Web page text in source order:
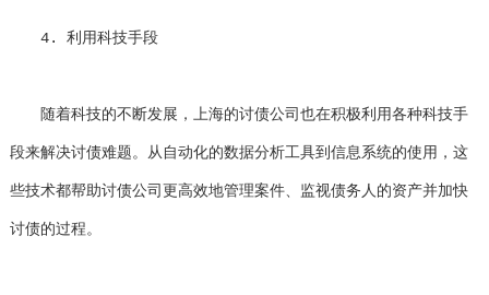
4. 利用科技手段
随着科技的不断发展，上海的讨债公司也在积极利用各种科技手
段来解决讨债难题。从自动化的数据分析工具到信息系统的使用，这
些技术都帮助讨债公司更高效地管理案件、监视债务人的资产并加快
讨债的过程。